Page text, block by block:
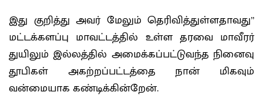
இது குறித்து அவர் மேலும் தெரிவித்துள்ளதாவது”
மட்டக்களப்பு மாவட்டத்தில் உள்ள தரவை மாவீரர்
துயிலும் இல்லத்தில் அமைக்கப்பட்டுவந்த நினைவு
தூபிகள் அகற்றப்பட்டத்தை நான் மிகவும்
வன்மையாக கண்டிக்கின்றேன்.